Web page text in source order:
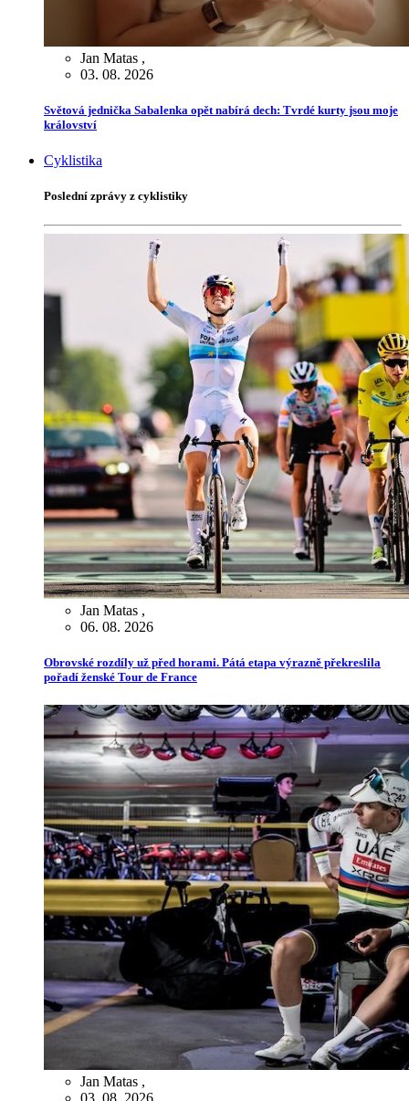
Jan Matas ,
03. 08. 2026
Světová jednička Sabalenka opět nabírá dech: Tvrdé kurty jsou moje
království
Cyklistika
Poslední zprávy z cyklistiky
Jan Matas ,
06. 08. 2026
Obrovské rozdíly už před horami. Pátá etapa výrazně překreslila
pořadí ženské Tour de France
Jan Matas ,
03. 08. 2026